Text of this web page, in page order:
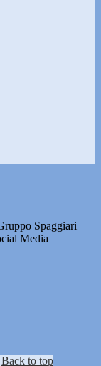
Spaggiari
Media
Back to top